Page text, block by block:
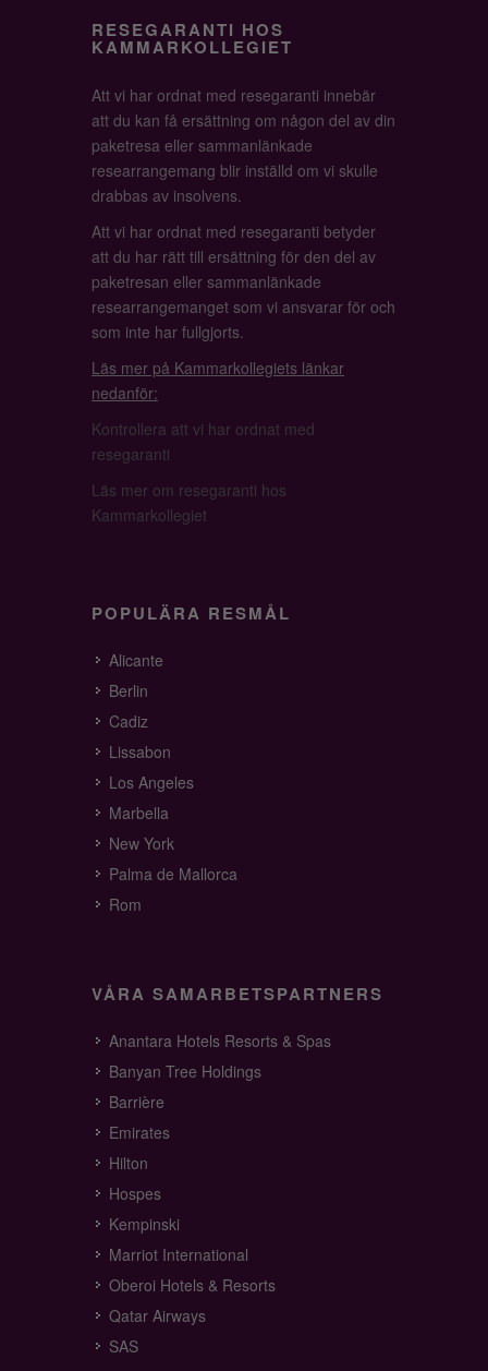
RESEGARANTI HOS
KAMMARKOLLEGIET
Att vi har ordnat med resegaranti innebär
att du kan få ersättning om någon del av din
paketresa eller sammanlänkade
researrangemang blir inställd om vi skulle
drabbas av insolvens.
Att vi har ordnat med resegaranti betyder
att du har rätt till ersättning för den del av
paketresan eller sammanlänkade
researrangemanget som vi ansvarar för och
som inte har fullgjorts.
Läs mer på Kammarkollegiets länkar
nedanför:
Kontrollera att vi har ordnat med
resegaranti
Läs mer om resegaranti hos
Kammarkollegiet
POPULÄRA RESMÅL
Alicante
Berlin
Cadiz
Lissabon
Los Angeles
Marbella
New York
Palma de Mallorca
Rom
VÅRA SAMARBETSPARTNERS
Anantara Hotels Resorts & Spas
Banyan Tree Holdings
Barrière
Emirates
Hilton
Hospes
Kempinski
Marriot International
Oberoi Hotels & Resorts
Qatar Airways
SAS